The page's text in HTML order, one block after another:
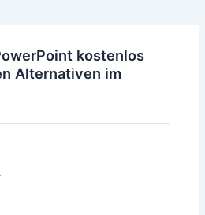
kostenlos
Alternativen im